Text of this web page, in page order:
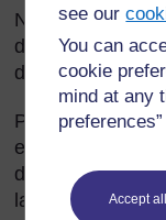
see our
You can
cookie
mind at any
Accept
Nous identifions
des façons de le
d'éviter les
Puisque les
effet négatif sur
développer des
la classe et à